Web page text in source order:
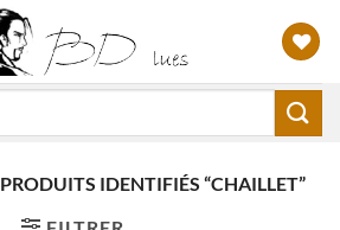
PRODUITS IDENTIFIÉS “CHAILLET”